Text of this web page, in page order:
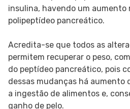
insulina, havendo um aumento
polipeptídeo pancreático.
Acredita-se que todos as
permitem recuperar o peso,
do peptídeo pancreático, pois
dessas mudanças há
a ingestão de alimentos e,
ganho de pelo.